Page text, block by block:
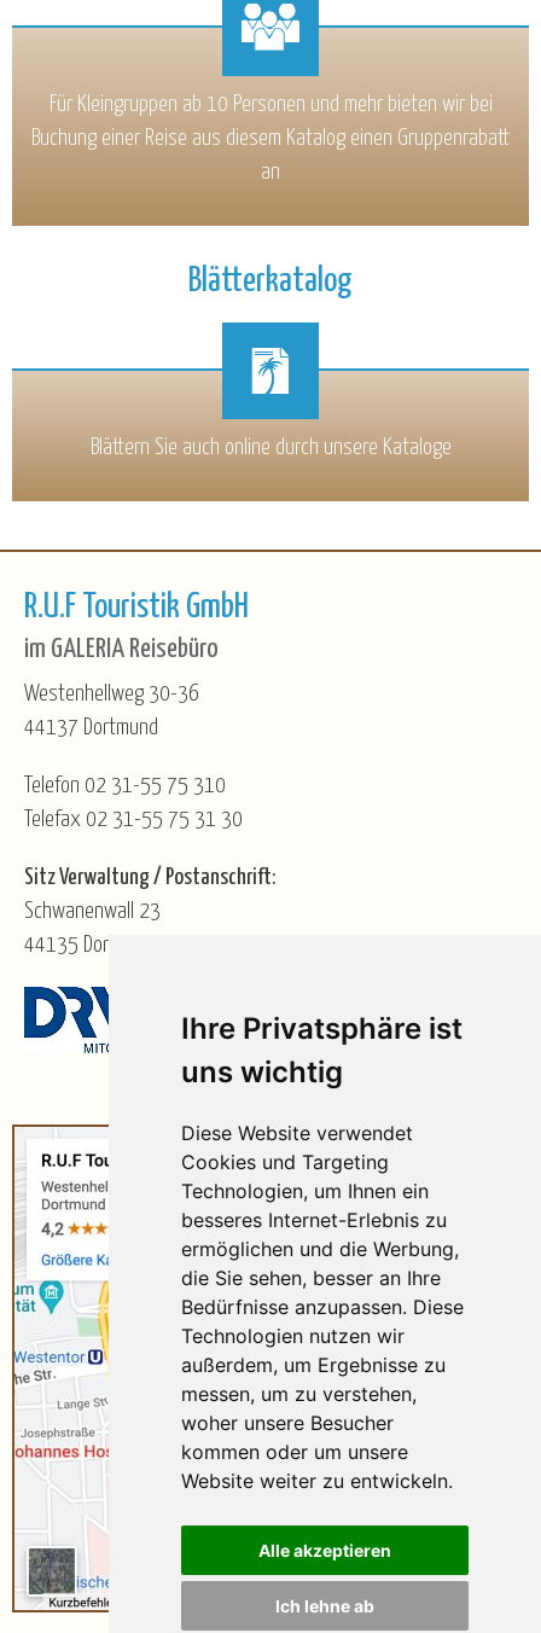
Ihre Privatsphäre ist
uns wichtig
Diese Website verwendet
Cookies und Targeting
Technologien, um Ihnen ein
besseres Internet-Erlebnis zu
ermöglichen und die Werbung,
die Sie sehen, besser an Ihre
Bedürfnisse anzupassen. Diese
Technologien nutzen wir
außerdem, um Ergebnisse zu
messen, um zu verstehen,
woher unsere Besucher
kommen oder um unsere
Website weiter zu entwickeln.
Alle akzeptieren
Ich lehne ab
Für Kleingruppen ab 10 Personen und mehr bieten wir bei
Buchung einer Reise aus diesem Katalog einen Gruppenrabatt
an
Blätterkatalog
Blättern Sie auch online durch unsere Kataloge
R.U.F Touristik GmbH
im GALERIA Reisebüro
Westenhellweg 30-36
44137 Dortmund
Telefon 02 31-55 75 310
Telefax 02 31-55 75 31 30
Sitz Verwaltung / Postanschrift:
Schwanenwall 23
44135 Dortmund